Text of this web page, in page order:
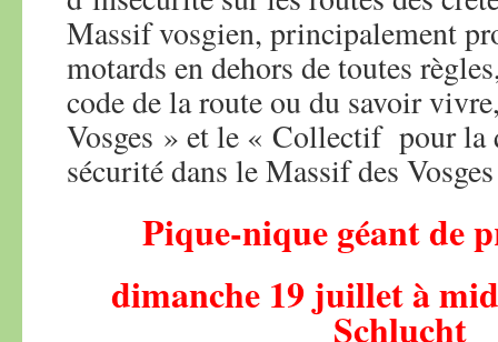
Massif vosgien, principalement
motards en dehors de toutes
code de la route ou du savoir
Vosges » et le « Collectif pour la
sécurité dans le Massif des
Pique-nique géant de
dimanche 19 juillet à
Schlucht